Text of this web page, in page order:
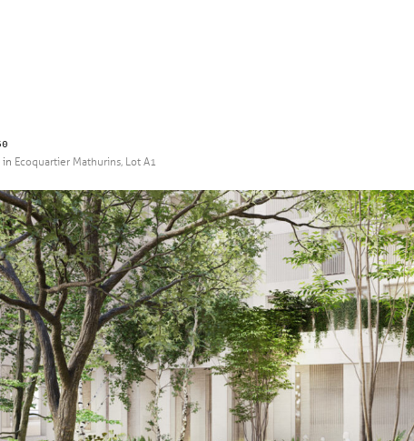
in Ecoquartier Mathurins, Lot A1